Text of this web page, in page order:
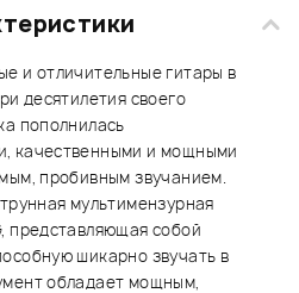
и отличительные гитары в
десятилетия своего
пополнилась
качественными и мощными
пробивным звучанием.
мультимензурная
представляющая собой
шикарно звучать в
обладает мощным,